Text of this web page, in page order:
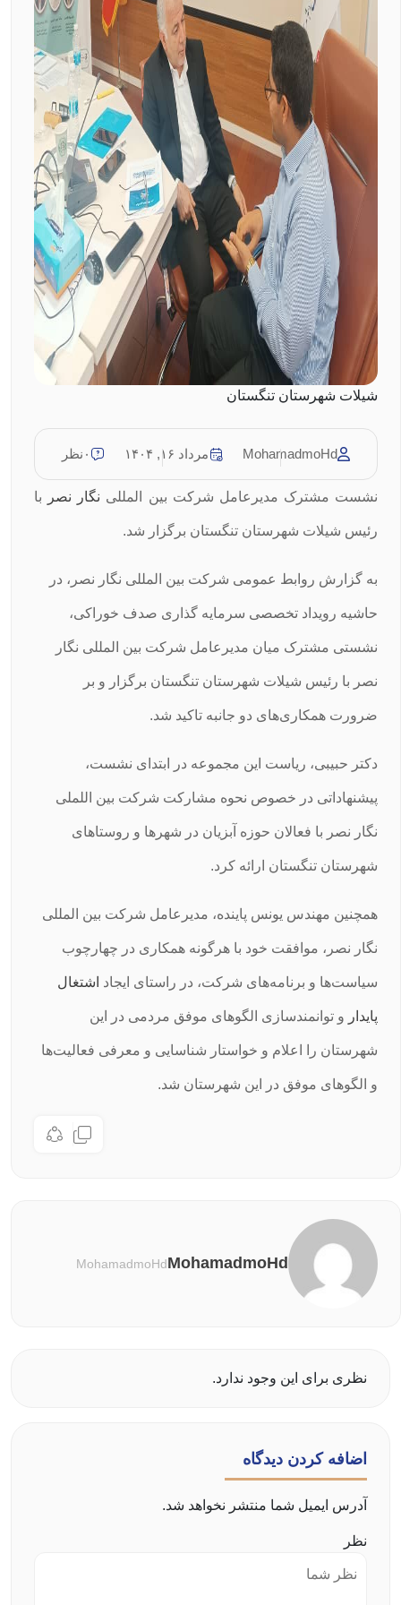
شیلات شهرستان تنگستان
MohamadmoHd مرداد ۱۶, ۱۴۰۴ ۰نظر
نشست مشترک مدیرعامل شرکت بین المللی نگار نصر با
رئیس شیلات شهرستان تنگستان برگزار شد.
به گزارش روابط عمومی شرکت بین المللی نگار نصر، در
حاشیه رویداد تخصصی سرمایه گذاری صدف خوراکی،
نشستی مشترک میان مدیرعامل شرکت بین المللی نگار
نصر با رئیس شیلات شهرستان تنگستان برگزار و بر
ضرورت همکاری‌های دو جانبه تاکید شد.
دکتر حبیبی، ریاست این مجموعه در ابتدای نشست،
پیشنهاداتی در خصوص نحوه مشارکت شرکت بین اللملی
نگار نصر با فعالان حوزه آبزیان در شهرها و روستاهای
شهرستان تنگستان ارائه کرد.
همچنین مهندس یونس پاینده، مدیرعامل شرکت بین المللی
نگار نصر، موافقت خود با هرگونه همکاری در چهارچوب
سیاست‌ها و برنامه‌های شرکت، در راستای ایجاد اشتغال
پایدار و توانمندسازی الگوهای موفق مردمی در این
شهرستان را اعلام و خواستار شناسایی و معرفی فعالیت‌ها
و الگوهای موفق در این شهرستان شد.
MohamadmoHd
MohamadmoHd
نظری برای این وجود ندارد.
اضافه کردن دیدگاه
آدرس ایمیل شما منتشر نخواهد شد.
نظر